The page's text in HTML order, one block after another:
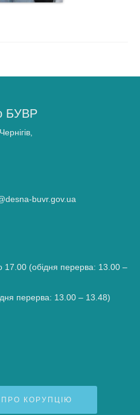
БУВР
buvr.gov.ua
17.00 (обідня перерва: 13.00 –
перерва: 13.00 – 13.48)
КОРУПЦІЮ